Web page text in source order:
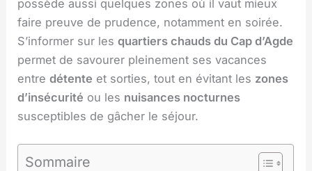
possède aussi quelques zones où il vaut mieux
faire preuve de prudence, notamment en soirée.
S’informer sur lesquartiers chauds du Cap d’Agde
permet de savourer pleinement ses vacances
entredétente et sorties, tout en évitant les zones
d’insécurité ou les nuisances nocturnes
susceptibles de gâcher le séjour.
Sommaire